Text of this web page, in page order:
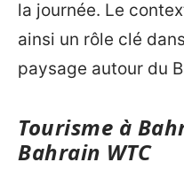
la journée. Le
ainsi un rôle clé
paysage autour du
Tourisme à
Bahrain WTC